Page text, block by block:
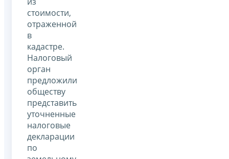
стоимости,
отраженной
в
кадастре.
Налоговый
орган
предложили
обществу
представить
уточненные
налоговые
декларации
по